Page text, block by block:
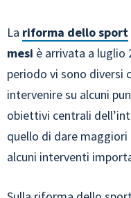
La riforma dello sport
mesi è arrivata a luglio
periodo vi sono diversi
intervenire su alcuni
obiettivi centrali
quello di dare
alcuni interventi